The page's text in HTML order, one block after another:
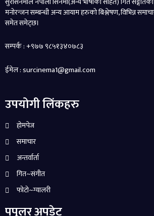
मनोरन्जन सम्बन्धी अन्य आयाम हरुको बिश्लेषण, विभिन्न
समेत समेट्छ।
सम्पर्क : +९७७ ९८५१३४०७८३
ईमेल : surcinema1@gmail.com
उपयोगी लिंकहरु
होमपेज
समाचार
अन्तर्वार्ता
गित~संगीत
फोटो~ग्यालरी